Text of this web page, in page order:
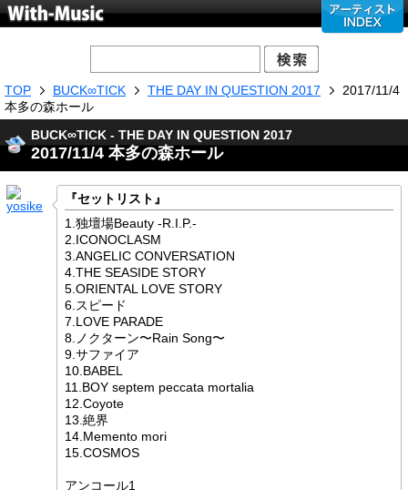
TOP BUCK∞TICK THE DAY IN QUESTION 2017
2017/11/4
本多の森ホール
BUCK∞TICK - THE DAY IN QUESTION 2017
2017/11/4 本多の森ホール
『セットリスト』
1.独壇場Beauty -R.I.P.-
2.ICONOCLASM
3.ANGELIC CONVERSATION
4.THE SEASIDE STORY
5.ORIENTAL LOVE STORY
6.スピード
7.LOVE PARADE
8.ノクターン〜Rain Song〜
9.サファイア
10.BABEL
11.BOY septem peccata mortalia
12.Coyote
13.絶界
14.Memento mori
15.COSMOS
アンコール1